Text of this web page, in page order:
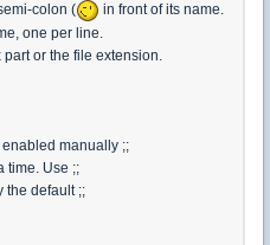
colon (
in front of its name.
one per line.
part or the file extension.
manually ;;
time. Use ;;
the default ;;